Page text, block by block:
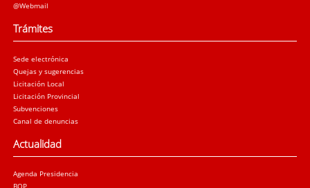
@Webmail
Trámites
Sede electrónica
Quejas y sugerencias
Licitación Local
Licitación Provincial
Subvenciones
Canal de denuncias
Actualidad
Agenda Presidencia
BOP